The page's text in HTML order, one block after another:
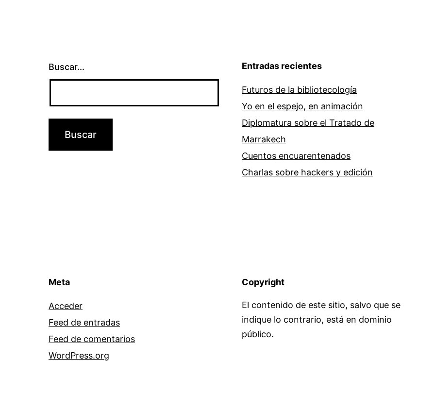
Buscar... Entradas recientes
Futuros de la bibliotecología
Yo en el espejo, en animación
Diplomatura sobre el Tratado de
Marrakech
Cuentos encuarentenados
Charlas sobre hackers y edición
Meta
Acceder
Feed de entradas
Feed de comentarios
WordPress.org
Copyright
El contenido de este sitio, salvo que se
indique lo contrario, está en dominio
público.